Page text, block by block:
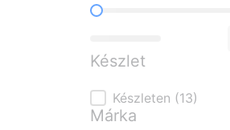
Ár tól-ig
Készlet
Készlet
Készleten (13)
Márka